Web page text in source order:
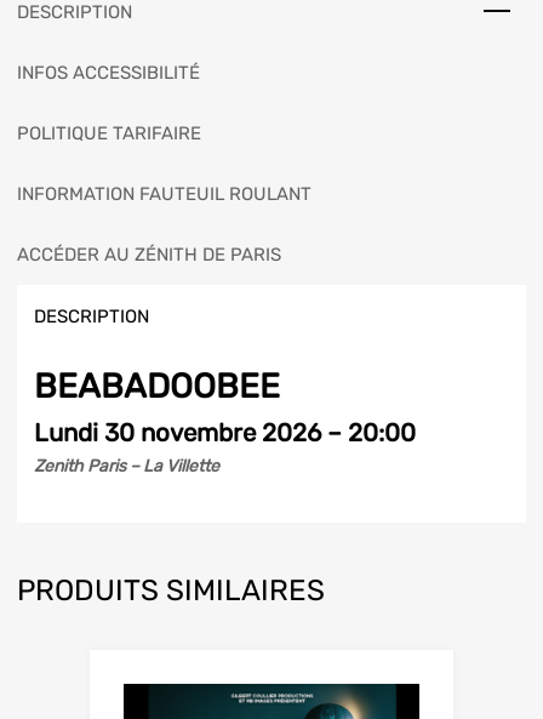
DESCRIPTION
INFOS ACCESSIBILITÉ
POLITIQUE TARIFAIRE
INFORMATION FAUTEUIL ROULANT
ACCÉDER AU ZÉNITH DE PARIS
DESCRIPTION
BEABADOOBEE
Lundi 30 novembre 2026 – 20:00
Zenith Paris – La Villette
PRODUITS SIMILAIRES